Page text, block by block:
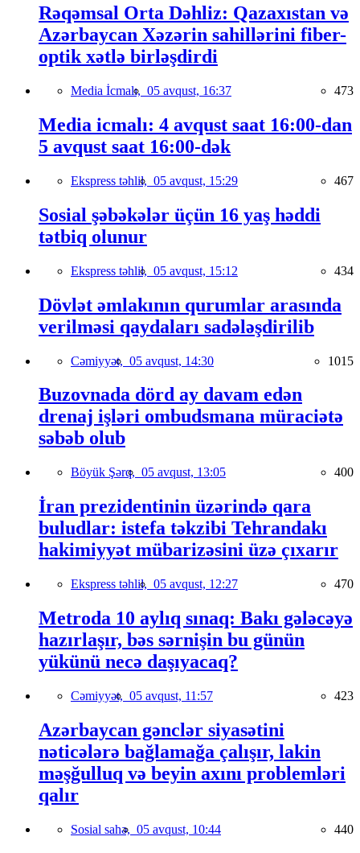
Rəqəmsal Orta Dəhliz: Qazaxıstan və
Azərbaycan Xəzərin sahillərini fiber-
optik xətlə birləşdirdi
Media İcmalı, 05 avqust, 16:37 473
Media icmalı: 4 avqust saat 16:00-dan
5 avqust saat 16:00-dək
Ekspress təhlil, 05 avqust, 15:29 467
Sosial şəbəkələr üçün 16 yaş həddi
tətbiq olunur
Ekspress təhlil, 05 avqust, 15:12 434
Dövlət əmlakının qurumlar arasında
verilməsi qaydaları sadələşdirilib
Cəmiyyət, 05 avqust, 14:30 1015
Buzovnada dörd ay davam edən
drenaj işləri ombudsmana müraciətə
səbəb olub
Böyük Şərq, 05 avqust, 13:05 400
İran prezidentinin üzərində qara
buludlar: istefa təkzibi Tehrandakı
hakimiyyət mübarizəsini üzə çıxarır
Ekspress təhlil, 05 avqust, 12:27 470
Metroda 10 aylıq sınaq: Bakı gələcəyə
hazırlaşır, bəs sərnişin bu günün
yükünü necə daşıyacaq?
Cəmiyyət, 05 avqust, 11:57 423
Azərbaycan gənclər siyasətini
nəticələrə bağlamağa çalışır, lakin
məşğulluq və beyin axını problemləri
qalır
Sosial sahə, 05 avqust, 10:44 440